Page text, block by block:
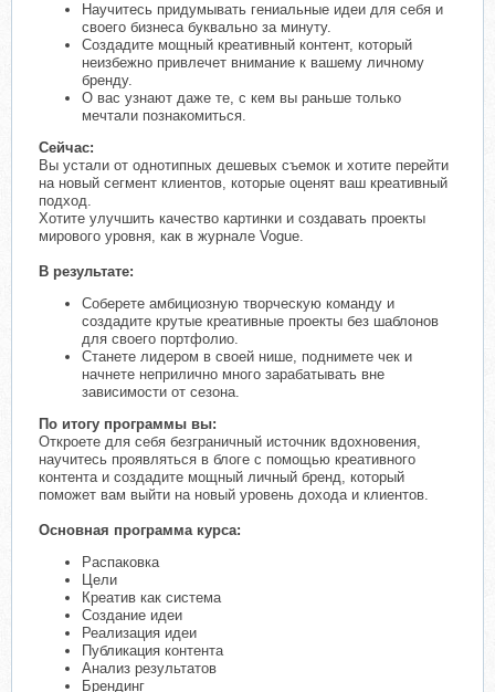
Научитесь придумывать гениальные идеи для себя и
своего бизнеса буквально за минуту.
Создадите мощный креативный контент, который
неизбежно привлечет внимание к вашему личному
бренду.
О вас узнают даже те, с кем вы раньше только
мечтали познакомиться.
Сейчас:
Вы устали от однотипных дешевых съемок и хотите перейти
на новый сегмент клиентов, которые оценят ваш креативный
подход.
Хотите улучшить качество картинки и создавать проекты
мирового уровня, как в журнале Vogue.
В результате:
Соберете амбициозную творческую команду и
создадите крутые креативные проекты без шаблонов
для своего портфолио.
Станете лидером в своей нише, поднимете чек и
начнете неприлично много зарабатывать вне
зависимости от сезона.
По итогу программы вы:
Откроете для себя безграничный источник вдохновения,
научитесь проявляться в блоге с помощью креативного
контента и создадите мощный личный бренд, который
поможет вам выйти на новый уровень дохода и клиентов.
Основная программа курса:
Распаковка
Цели
Креатив как система
Создание идеи
Реализация идеи
Публикация контента
Анализ результатов
Брендинг